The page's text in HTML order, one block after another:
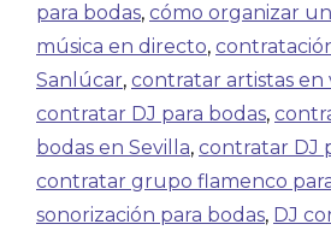
para bodas, cómo organizar
música en directo,
Sanlúcar, contratar artistas en
contratar DJ para bodas,
bodas en Sevilla, contratar DJ
contratar grupo flamenco
sonorización para bodas, DJ